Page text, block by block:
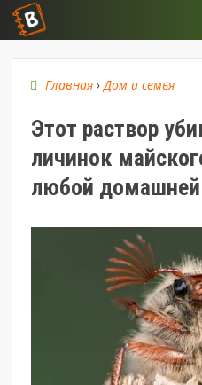
Главная ›Дом и семья
Этот раствор
личинок
любой домашней